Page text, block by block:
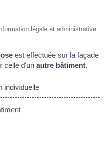
légale et administrative
est effectuée sur la façade
celle d'un autre bâtiment.
individuelle